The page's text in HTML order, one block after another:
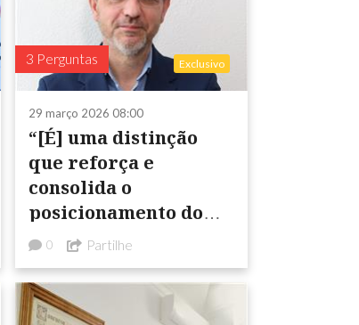
3 Perguntas Exclusivo
29 março 2026 08:00
“[É] uma distinção
que reforça e
consolida o
posicionamento do
Alentejo no mercado
espanhol,
acrescentando valor à
marca”
0 Partilhe